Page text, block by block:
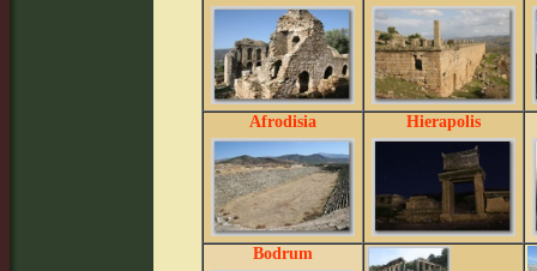
Afrodisia Hierapolis
Bodrum